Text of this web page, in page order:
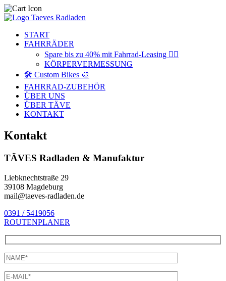
START
FAHRRÄDER
Spare bis zu 40% mit Fahrrad-Leasing 🚴‍♂️
KÖRPERVERMESSUNG
🛠️ Custom Bikes 🎨
FAHRRAD-ZUBEHÖR
ÜBER UNS
ÜBER TÄVE
KONTAKT
Kontakt
TÄVES Radladen & Manufaktur
Liebknechtstraße 29
39108 Magdeburg
mail@taeves-radladen.de
0391 / 5419056
ROUTENPLANER